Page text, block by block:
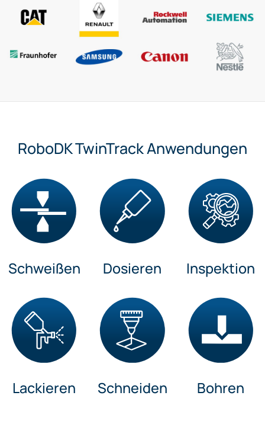
RoboDK TwinTrack Anwendungen
Schweißen Dosieren Inspektion
Lackieren Schneiden Bohren